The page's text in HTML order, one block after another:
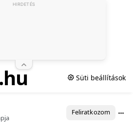
Süti beállítások
Feliratkozom
HIRDETÉS